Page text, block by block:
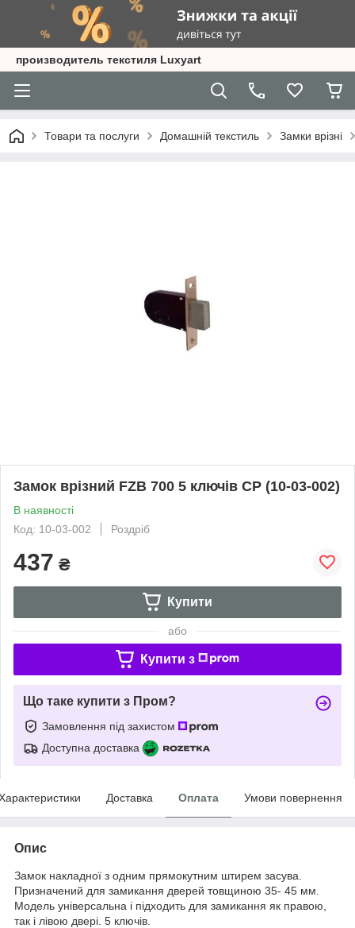
производитель текстиля Luxyart
Товари та послуги Домашній текстиль Замки врізні
Замок врізний FZB 700 5 ключів CP (10-03-002)
В наявності
Код: 10-03-002
Роздріб
437 ₴
Купити
або
Купити з
Що таке купити з Пром?
Замовлення під захистом
Доступна доставка
Доставка Оплата Умови повернення
Опис
Замок накладної з одним прямокутним штирем засува.
Призначений для замикання дверей товщиною 35- 45 мм.
Модель універсальна і підходить для замикання як правою,
так і лівою двері. 5 ключів.